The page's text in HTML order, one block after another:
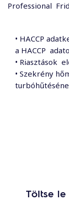
Professional
• HACCP
a HACCP
• Riasztások
• Szekrény
Töltse